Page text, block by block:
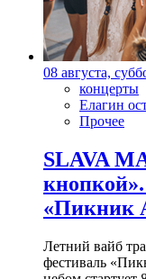
08 августа,
концерты
Елагин
Прочее
SLAVA
«Пикник
Летний вайб
фестиваль